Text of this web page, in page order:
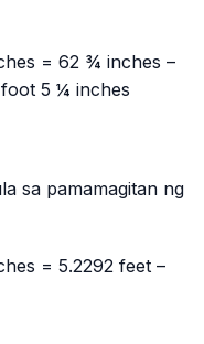
= 62 ¾ inches –
5 ¼ inches
sa pamamagitan ng
= 5.2292 feet –